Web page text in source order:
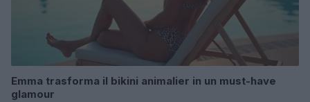
Emma trasforma il bikini animalier in un must-have
glamour